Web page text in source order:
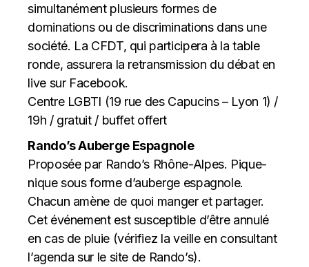
simultanément plusieurs formes de
dominations ou de discriminations dans une
société. La CFDT, qui participera à la table
ronde, assurera la retransmission du débat en
live sur Facebook.
Centre LGBTI (19 rue des Capucins – Lyon 1) /
19h / gratuit / buffet offert
Rando’s Auberge Espagnole
Proposée par Rando’s Rhône-Alpes. Pique-
nique sous forme d’auberge espagnole.
Chacun amène de quoi manger et partager.
Cet événement est susceptible d’être annulé
en cas de pluie (vérifiez la veille en consultant
l’agenda sur le site de Rando’s).